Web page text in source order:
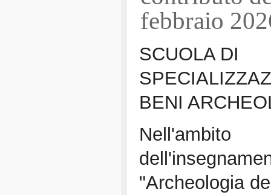
febbraio
SCUOLA DI
BENI
Nell'ambito
"Archeologia